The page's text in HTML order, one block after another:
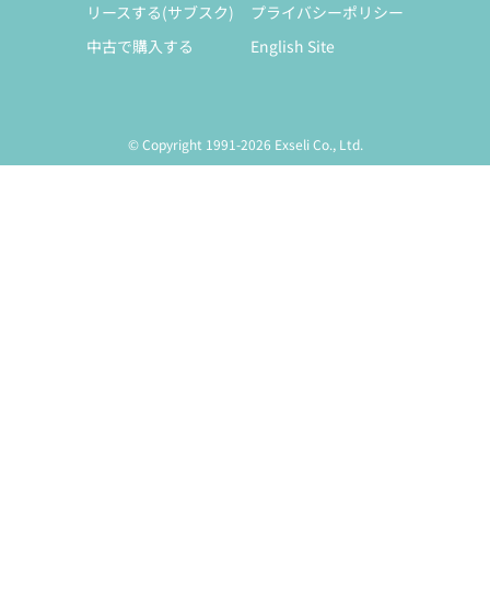
リースする(サブスク)
中古で購入する
プライバシーポリシー
English Site
© Copyright 1991-2026 Exseli Co., Ltd.